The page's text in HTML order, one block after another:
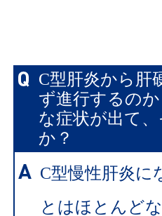
C型肝炎から肝
ず進行するの
な症状が出て
か？
C型慢性肝炎
とはほとんど